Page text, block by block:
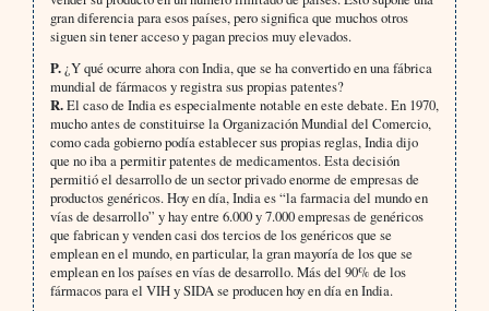
gran diferencia para esos países, pero significa que muchos otros
siguen sin tener acceso y pagan precios muy elevados.
P.¿Y qué ocurre ahora con India, que se ha convertido en una fábrica
mundial de fármacos y registra sus propias patentes?
R.El caso de India es especialmente notable en este debate. En 1970,
mucho antes de constituirse la Organización Mundial del Comercio,
como cada gobierno podía establecer sus propias reglas, India dijo
que no iba a permitir patentes de medicamentos. Esta decisión
permitió el desarrollo de un sector privado enorme de empresas de
productos genéricos. Hoy en día, India es “la farmacia del mundo en
vías de desarrollo” y hay entre 6.000 y 7.000 empresas de genéricos
que fabrican y venden casi dos tercios de los genéricos que se
emplean en el mundo, en particular, la gran mayoría de los que se
emplean en los países en vías de desarrollo. Más del 90% de los
fármacos para el VIH y SIDA se producen hoy en día en India.